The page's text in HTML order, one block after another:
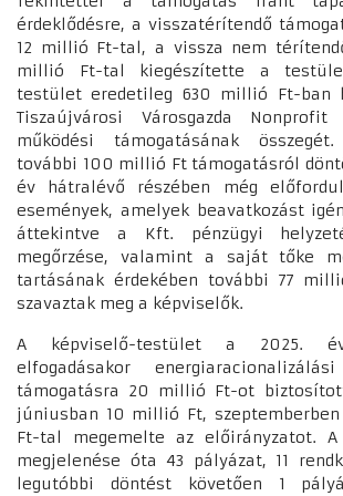
érdeklődésre, a visszatérítendő
12 millió Ft-tal, a vissza nem
millió Ft-tal kiegészítette a
testület eredetileg 630 millió Ft-ban
Tiszaújvárosi Városgazda
működési támogatásának összegét.
további 100 millió Ft támogatásról
év hátralévő részében még
események, amelyek beavatkozást
áttekintve a Kft. pénzügyi
megőrzése, valamint a saját tőke
tartásának érdekében további 77
szavaztak meg a képviselők.
A képviselő-testület a 2025.
elfogadásakor
támogatásra 20 millió Ft-ot
júniusban 10 millió Ft,
Ft-tal megemelte az előirányzatot.
megjelenése óta 43 pályázat, 11
legutóbbi döntést követően 1